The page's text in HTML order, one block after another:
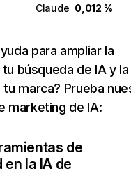
Claude 0,012 %
para ampliar la
búsqueda de IA y la
marca? Prueba
marketing de IA:
de
la IA de